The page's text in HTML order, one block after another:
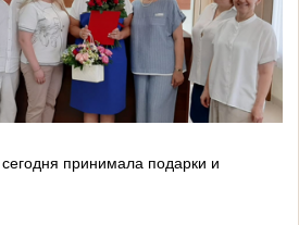
принимала подарки и